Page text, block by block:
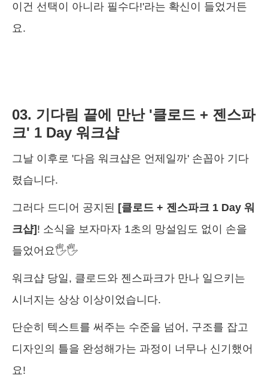
이건 선택이 아니라 필수다!'라는 확신이 들었거든
요.
03. 기다림 끝에 만난 '클로드 + 젠스파
크' 1 Day 워크샵
그날 이후로 '다음 워크샵은 언제일까' 손꼽아 기다
렸습니다.
그러다 드디어 공지된 [클로드 + 젠스파크 1 Day 워
크샵] ! 소식을 보자마자 1초의 망설임도 없이 손을
들었어요🖐️🖐️
워크샵 당일, 클로드와 젠스파크가 만나 일으키는
시너지는 상상 이상이었습니다.
단순히 텍스트를 써주는 수준을 넘어, 구조를 잡고
디자인의 틀을 완성해가는 과정이 너무나 신기했어
요!